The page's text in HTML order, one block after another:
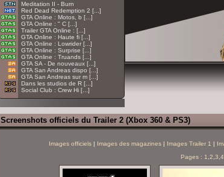
Meditation II - Burn
Red Dead Redemption 2 [...]
GTA Online : Motos, b [...]
GTA Online : " C [...]
Trailer GTA Online : [...]
GTA Online : Haute fi [...]
GTA Online : Lowrider [...]
GTA Online : Surprise [...]
GTA Online : Truands [...]
GTA SA - De nouveaux [...]
GTA San Andreas dispo [...]
GTA San Andreas sur m [...]
Dans les studios de R [...]
Social Club : Crew Hi [...]
Screenshots officiels du Trailer 2 (Xbox 360 & PS3)
Images officiels| Images des magazines| Images Trailer 1 |
Pages : 1 2 3 4